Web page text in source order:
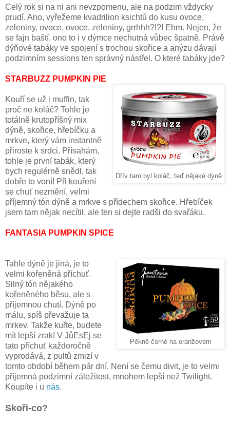
Celý rok si na ni ani nevzpomenu, ale na podzim vždycky
prudí. Ano, vyřežeme kvadrilion ksichtů do kusu ovoce,
zeleniny, ovoce, ovoce, zeleniny, grrhhh?!?! Ehm. Nejen, že
se fajn baští, ono to i v dýmce nechutná vůbec špatně. Právě
dýňové tabáky ve spojení s trochou skořice a anýzu dávají
podzimním sessions ten správný nástřel. O které tabáky jde?
STARBUZZ PUMPKIN PIE
Dřív tam byl koláč, teď nějaké dýně
Kouří se už i muffin, tak
proč ne koláč? Tohle je
totálně krutopříšný mix
dýně, skořice, hřebíčku a
mrkve, který vám instantně
přiroste k srdci. Přísahám,
tohle je první tabák, který
bych regulérně snědl, tak
dobře to voní! Při kouření
se chuť nezmění, velmi
příjemný tón dýně a mrkve s přídechem skořice. Hřebíček
jsem tam nějak necítil, ale ten si dejte radši do svařáku.
FANTASIA PUMPKIN SPICE
Pěkně černé na oranžovém
Tahle dýně je jiná, je to
velmi kořeněná příchuť.
Silný tón nějakého
kořeněného běsu, ale s
příjemnou chutí. Dýně po
málu, spíš převažuje ta
mrkev. Takže kuřte, budete
mít lepší zrak! V JůEsEj se
tato příchuť každoročně
vyprodává, z pultů zmizí v
tomto období během pár dní. Není se čemu divit, je to velmi
příjemná podzimní záležitost, mnohem lepší než Twilight.
Koupíte i u nás.
Skoři-co?